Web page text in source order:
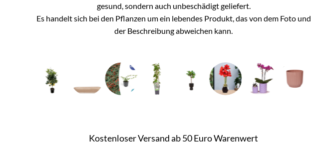
gesund, sondern auch unbeschädigt geliefert.
Es handelt sich bei den Pflanzen um ein lebendes Produkt, das von dem Foto und
der Beschreibung abweichen kann.
Kostenloser Versand ab 50 Euro Warenwert